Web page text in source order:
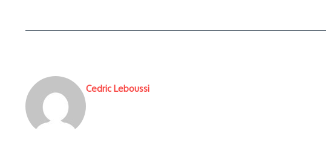
Cedric Leboussi